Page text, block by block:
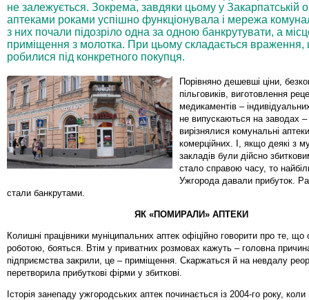
не залежується. Зокрема, завдяки цьому у Закарпатській
аптеками роками успішно функціонувала і мережа
з них почали підозріло одна за одною банкрутувати, а
приміщення з молотка. При цьому складається враження,
робилися під конкретного покупця.
Порівняно дешевші ціни,
пільговиків, виготовлення
медикаментів –
не випускаються на заводах
вирізнялися комунальні
комерційних. І, якщо деякі з
закладів були дійсно
стало справою часу, то
Ужгорода давали прибуток.
стали банкрутами.
ЯК «ПОМИРАЛИ» АПТЕКИ
Колишні працівники муніципальних аптек офіційно говорити про те, що
роботою, бояться. Втім у приватних розмовах кажуть – головна
підприємства закрили, це – приміщення. Скаржаться й на невдалу
перетворила прибуткові фірми у збиткові.
Історія занепаду ужгородських аптек починається із 2004-го року,